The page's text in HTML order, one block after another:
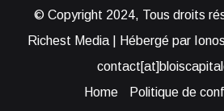
© Copyright 2024, Tous droits
Richest Media | Hébergé par
Home
Politique de